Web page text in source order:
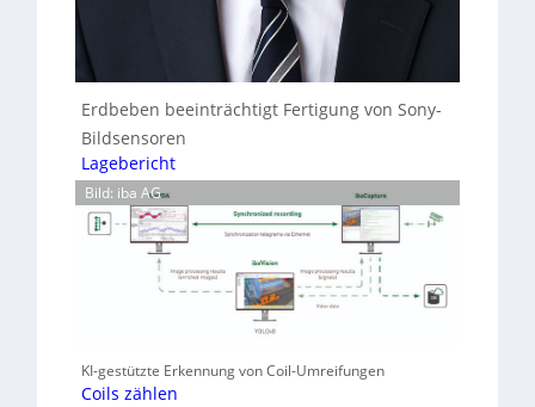
Erdbeben beeinträchtigt Fertigung von Sony-
Bildsensoren
Lagebericht
Bild: iba AG
KI-gestützte Erkennung von Coil-Umreifungen
Coils zählen